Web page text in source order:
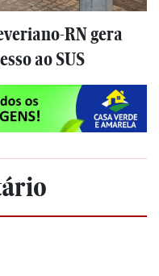
RN gera
ao SUS